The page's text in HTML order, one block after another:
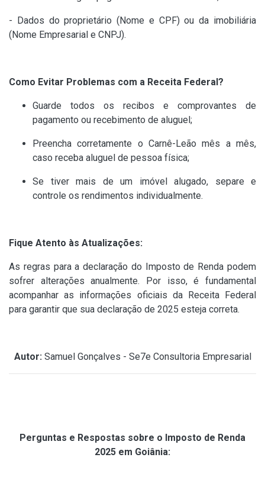
- Dados do proprietário (Nome e CPF) ou da imobiliária
(Nome Empresarial e CNPJ).
Como Evitar Problemas com a Receita Federal?
Guarde todos os recibos e comprovantes de
pagamento ou recebimento de aluguel;
Preencha corretamente o Carnê-Leão mês a mês,
caso receba aluguel de pessoa física;
Se tiver mais de um imóvel alugado, separe e
controle os rendimentos individualmente.
Fique Atento às Atualizações:
As regras para a declaração do Imposto de Renda podem
sofrer alterações anualmente. Por isso, é fundamental
acompanhar as informações oficiais da Receita Federal
para garantir que sua declaração de 2025 esteja correta.
Autor: Samuel Gonçalves - Se7e Consultoria Empresarial
Perguntas e Respostas sobre o Imposto de Renda
2025 em Goiânia: